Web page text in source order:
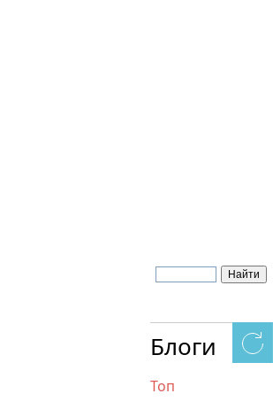
Блоги
Топ